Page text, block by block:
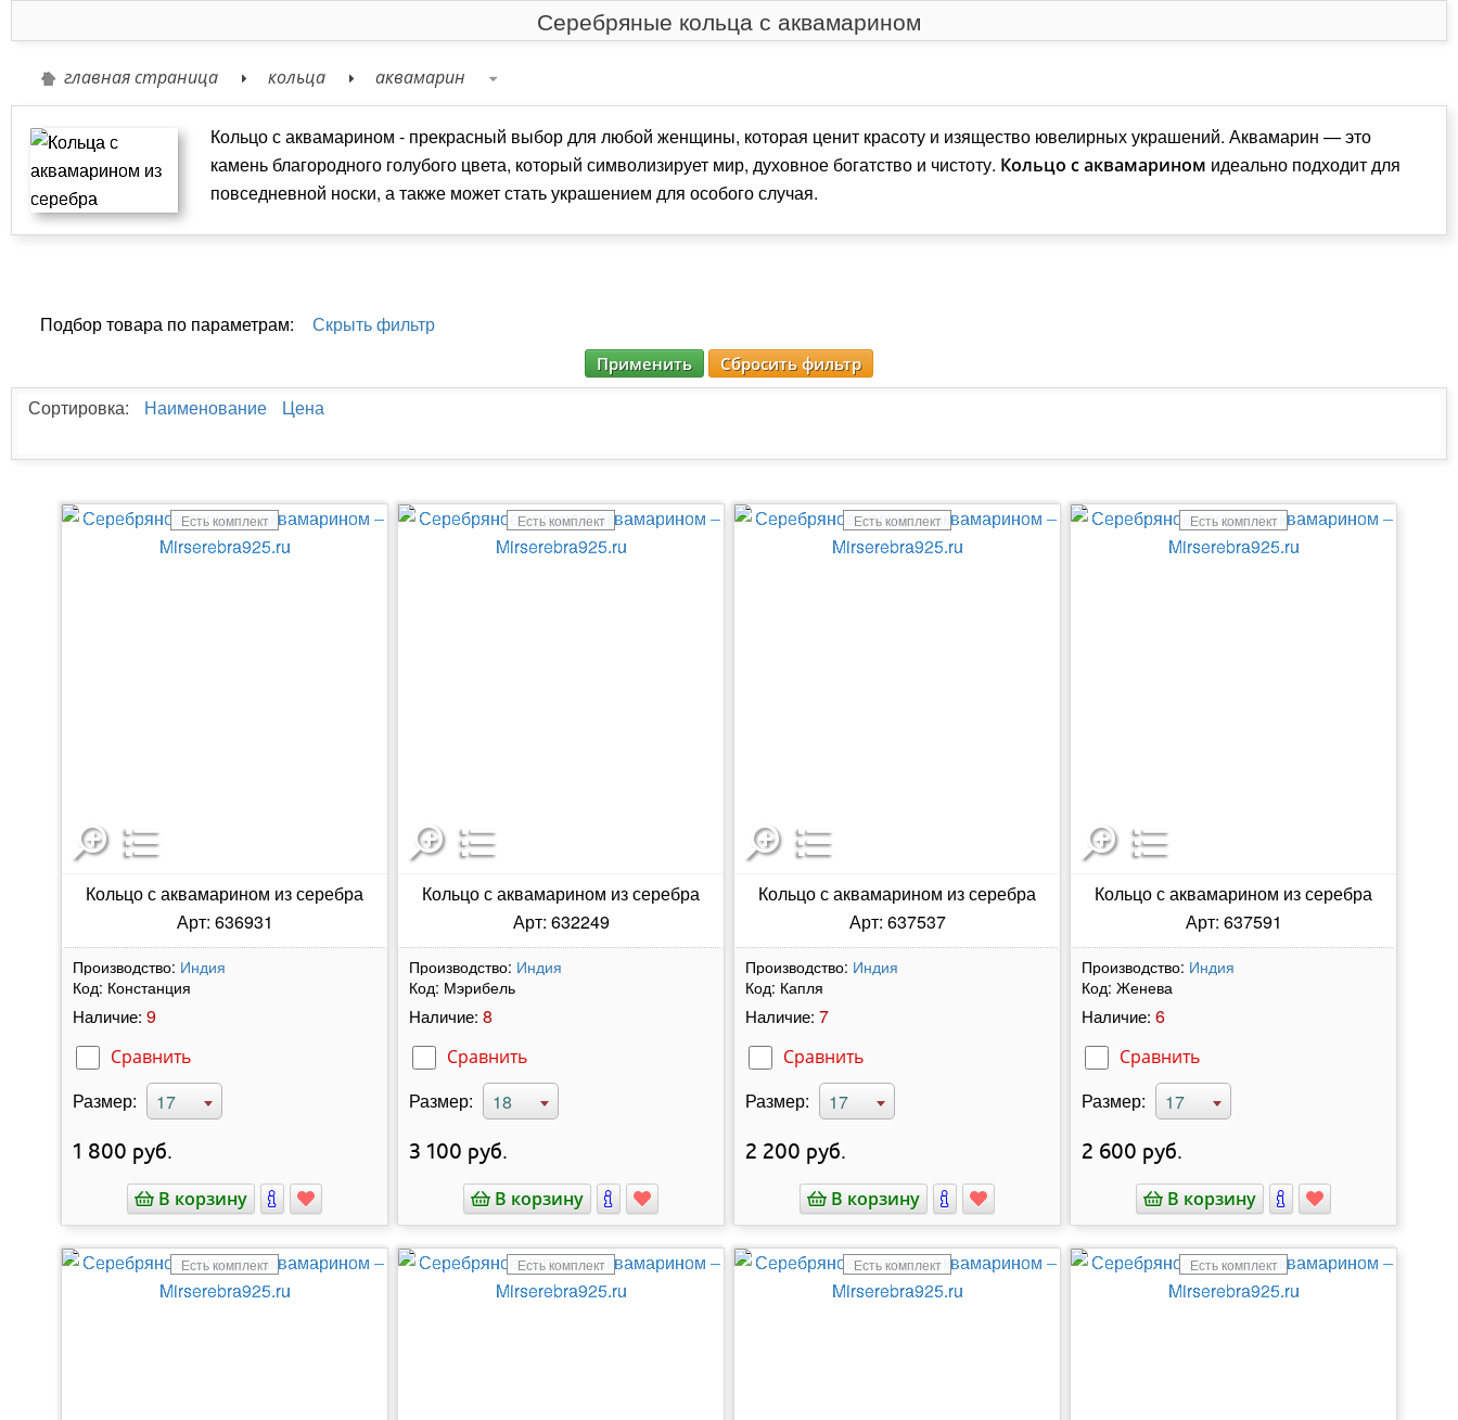
Серебряные кольца с аквамарином
главная страница кольца аквамарин
Кольцо с аквамарином - прекрасный выбор для любой женщины, которая ценит красоту и изящество ювелирных украшений. Аквамарин — это
камень благородного голубого цвета, который символизирует мир, духовное богатство и чистоту. Кольцо с аквамарином идеально подходит для
повседневной носки, а также может стать украшением для особого случая.
Подбор товара по параметрам: Скрыть фильтр
Применить Сбросить фильтр
Сортировка: Наименование Цена
Есть комплект
Кольцо с аквамарином из серебра
Арт: 636931
Производство: Индия
Код: Констанция
Наличие: 9
Сравнить
Размер: 17
1 800 руб.
В корзину
Есть комплект
Кольцо с аквамарином из серебра
Арт: 632249
Производство: Индия
Код: Мэрибель
Наличие: 8
Сравнить
Размер: 18
3 100 руб.
В корзину
Есть комплект
Кольцо с аквамарином из серебра
Арт: 637537
Производство: Индия
Код: Капля
Наличие: 7
Сравнить
Размер: 17
2 200 руб.
В корзину
Есть комплект
Кольцо с аквамарином из серебра
Арт: 637591
Производство: Индия
Код: Женева
Наличие: 6
Сравнить
Размер: 17
2 600 руб.
В корзину
Есть комплект Есть комплект Есть комплект Есть комплект